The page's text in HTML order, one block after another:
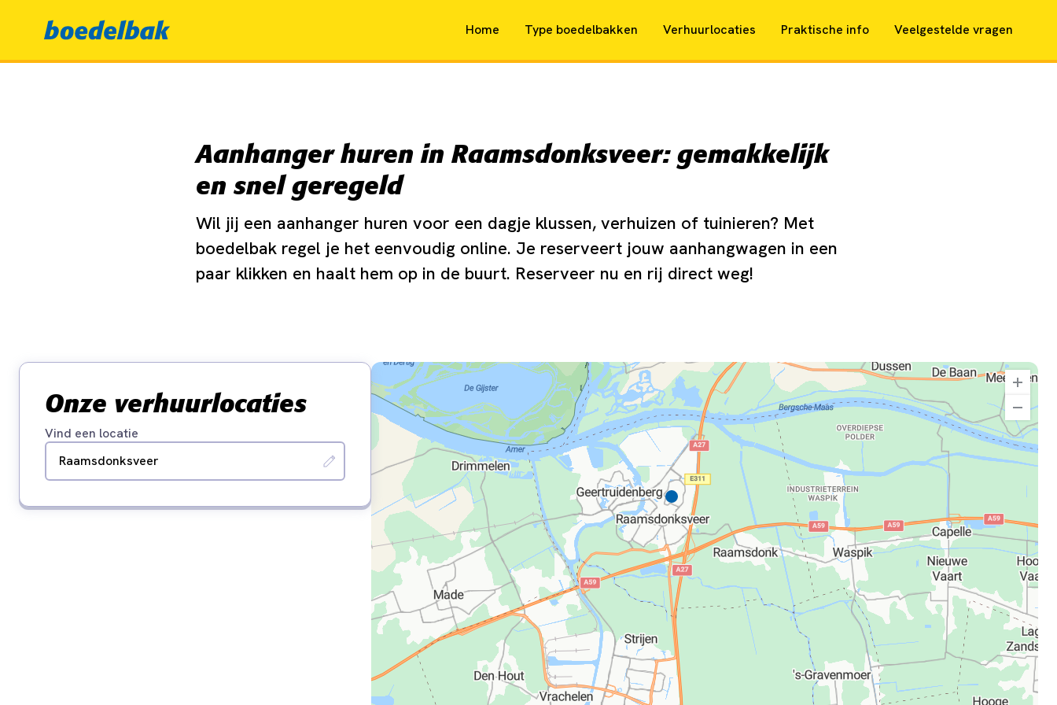
Home Type boedelbakken Verhuurlocaties Praktische info Veelgestelde vragen
Aanhanger huren in Raamsdonksveer: gemakkelijk
en snel geregeld
Wil jij een aanhanger huren voor een dagje klussen, verhuizen of tuinieren? Met
boedelbak regel je het eenvoudig online. Je reserveert jouw aanhangwagen in een
paar klikken en haalt hem op in de buurt. Reserveer nu en rij direct weg!
Onze verhuurlocaties
Vind een locatie
Raamsdonksveer